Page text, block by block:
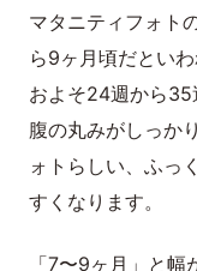
マタニティフォト
ら9ヶ月頃だとい
およそ24週から35
腹の丸みがしっか
ォトらしい、ふっ
すくなります。
「7〜9ヶ月」と